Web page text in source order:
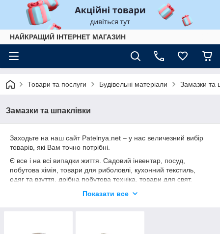
НАЙКРАЩИЙ ІНТЕРНЕТ МАГАЗИН
Товари та послуги Будівельні матеріали Замазки та
Замазки та шпаклівки
Заходьте на наш сайт Patelnya.net – у нас величезний вибір
товарів, які Вам точно потрібні.
Є все і на всі випадки життя. Садовий інвентар, посуд,
побутова хімія, товари для риболовлі, кухонний текстиль,
одяг та взуття, дрібна побутова техніка, товари для свят,
Показати все